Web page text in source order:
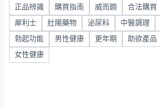
正品辨識 購買指南 威而鋼 合法購買
犀利士 壯陽藥物 泌尿科 中醫調理
勃起功能 男性健康 更年期 助欲產品
女性健康